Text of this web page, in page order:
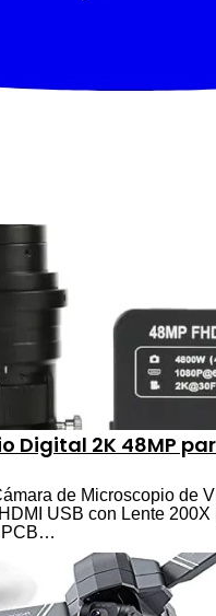
Digital 2K 48MP
de Microscopio de
USB con Lente 200X
PCB…